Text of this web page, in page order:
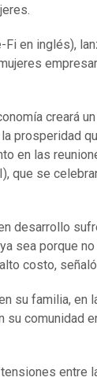
Fi en inglés),
creará un
prosperidad
en las
que se
desarrollo
sea porque no
costo,
su familia, en
su comunidad
entre